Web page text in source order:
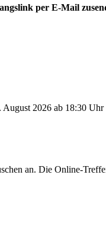
per E-Mail
August 2026 ab 18:30
an. Die Online-